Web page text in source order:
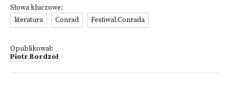
Słowa kluczowe:
literatura
Conrad Festiwal Conrada
Opublikował:
Piotr Bordzoł